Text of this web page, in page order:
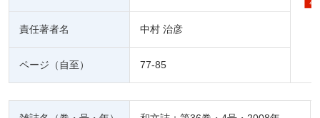
責任著者名 中村 治彦
ページ（自至） 77-85